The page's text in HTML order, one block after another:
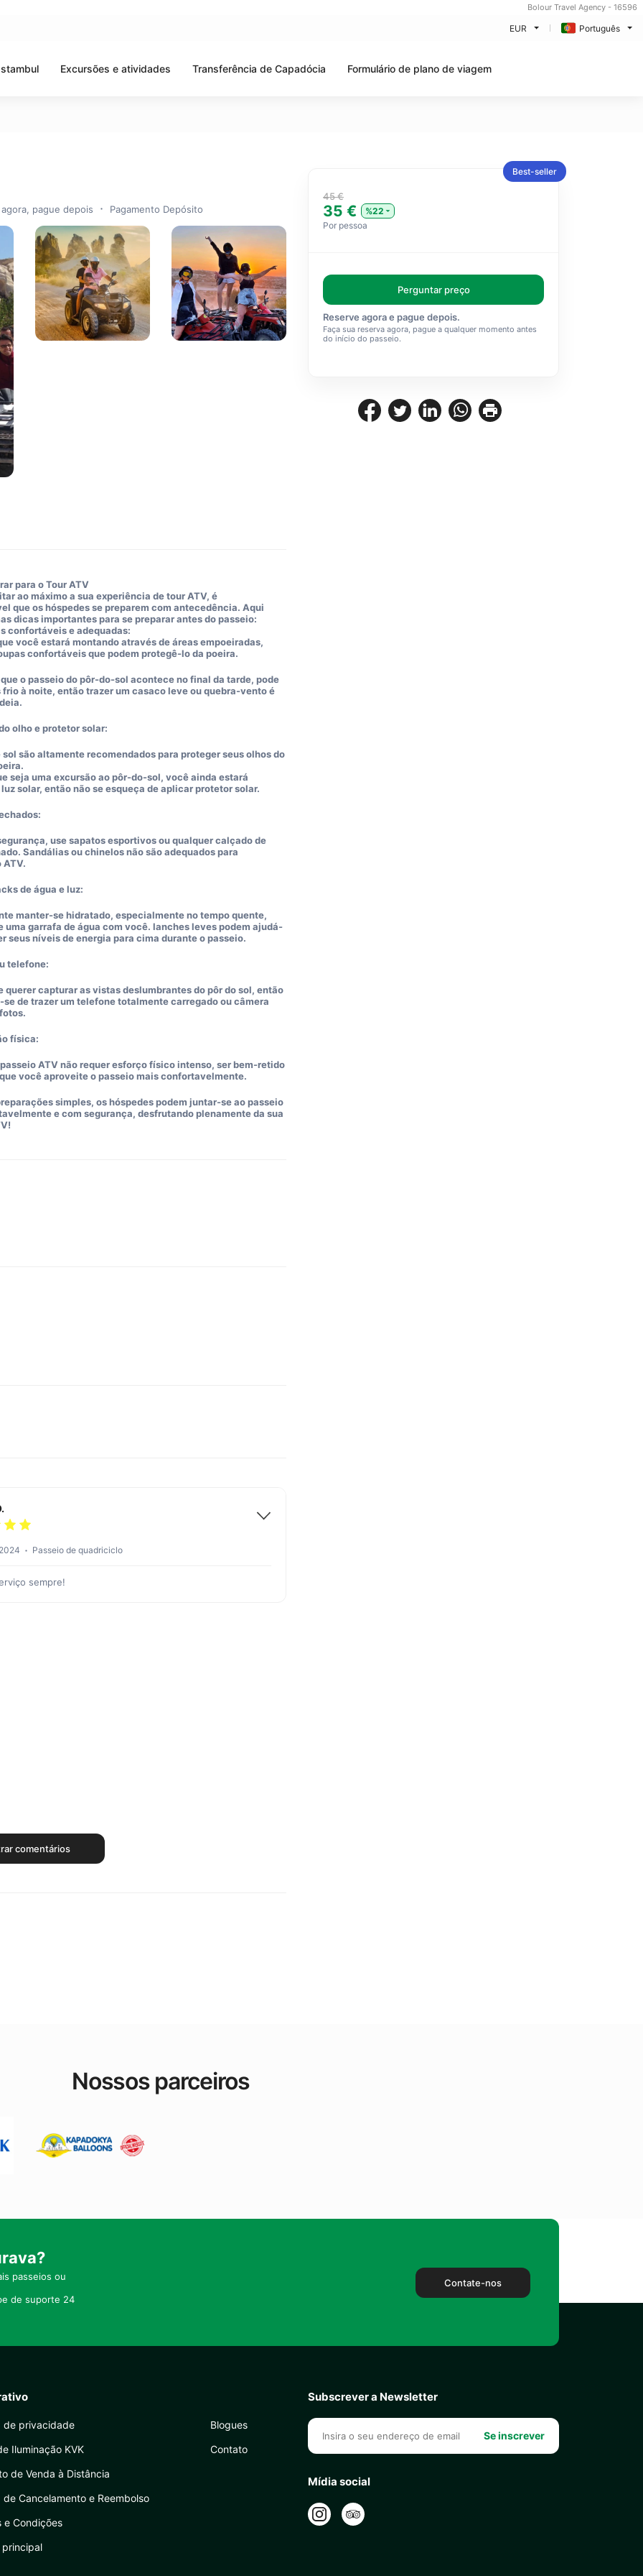
Bolour Travel Agency - 16596
EUR Português
Excursões e atividades Transferência de Capadócia Formulário de plano de viagem
pague depois Pagamento Depósito
para o Tour ATV
ao máximo a sua experiência de tour ATV, é
que os hóspedes se preparem com antecedência. Aqui
dicas importantes para se preparar antes do passeio:
confortáveis e adequadas:
você estará montando através de áreas empoeiradas,
confortáveis que podem protegê-lo da poeira.
o passeio do pôr-do-sol acontece no final da tarde, pode
à noite, então trazer um casaco leve ou quebra-vento é
olho e protetor solar:
sol são altamente recomendados para proteger seus olhos do
seja uma excursão ao pôr-do-sol, você ainda estará
solar, então não se esqueça de aplicar protetor solar.
use sapatos esportivos ou qualquer calçado de
Sandálias ou chinelos não são adequados para
ATV.
de água e luz:
manter-se hidratado, especialmente no tempo quente,
uma garrafa de água com você. lanches leves podem ajudá-
seus níveis de energia para cima durante o passeio.
telefone:
querer capturar as vistas deslumbrantes do pôr do sol, então
de trazer um telefone totalmente carregado ou câmera
física:
ATV não requer esforço físico intenso, ser bem-retido
você aproveite o passeio mais confortavelmente.
simples, os hóspedes podem juntar-se ao passeio
e com segurança, desfrutando plenamente da sua
Passeio de quadriciclo
sempre!
comentários
Best-seller
45 €
35 €
%22
Por pessoa
Perguntar preço
Reserve agora e pague depois.
Faça sua reserva agora, pague a qualquer momento antes
do início do passeio.
Nossos parceiros
passeios ou
de suporte 24
Contate-nos
de privacidade
Iluminação KVK
de Venda à Distância
de Cancelamento e Reembolso
e Condições
principal
Blogues
Contato
Subscrever a Newsletter
Se inscrever
Mídia social